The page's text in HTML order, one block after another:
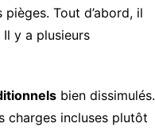
Tout d’abord, il
y a plusieurs
bien dissimulés.
charges incluses plutôt